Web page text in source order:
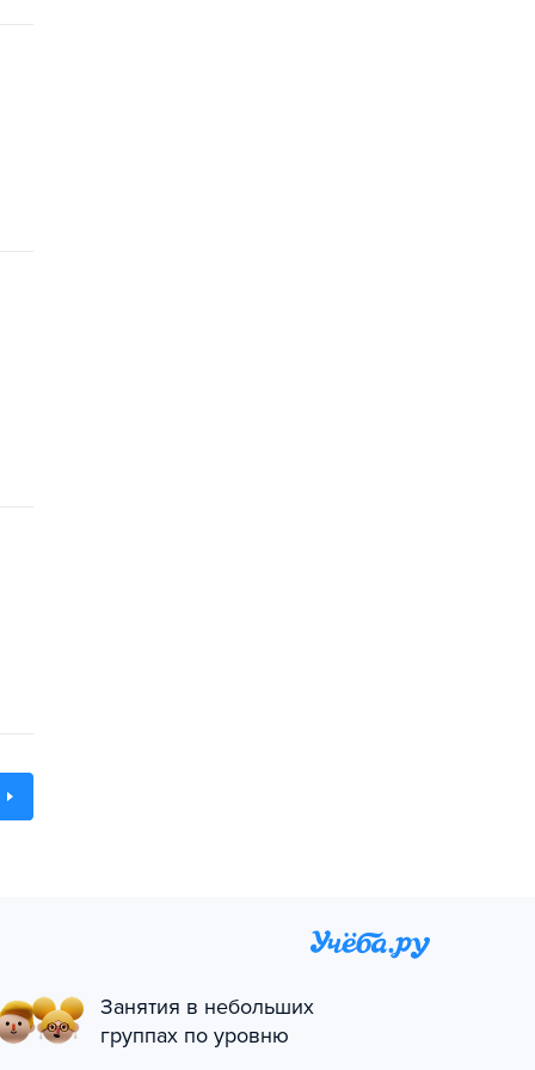
Занятия в небольших
группах по уровню